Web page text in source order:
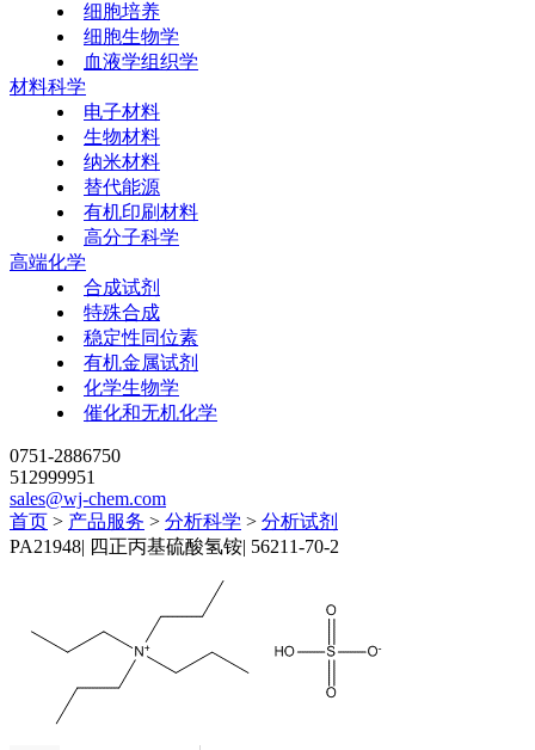
细胞培养
细胞生物学
血液学组织学
材料科学
电子材料
生物材料
纳米材料
替代能源
有机印刷材料
高分子科学
高端化学
合成试剂
特殊合成
稳定性同位素
有机金属试剂
化学生物学
催化和无机化学
0751-2886750
512999951
sales@wj-chem.com
首页 > 产品服务 > 分析科学 > 分析试剂
PA21948| 四正丙基硫酸氢铵| 56211-70-2